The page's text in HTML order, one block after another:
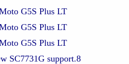
G5S Plus LT
G5S Plus LT
G5S Plus LT
8.SPD Add new SC7731G support.